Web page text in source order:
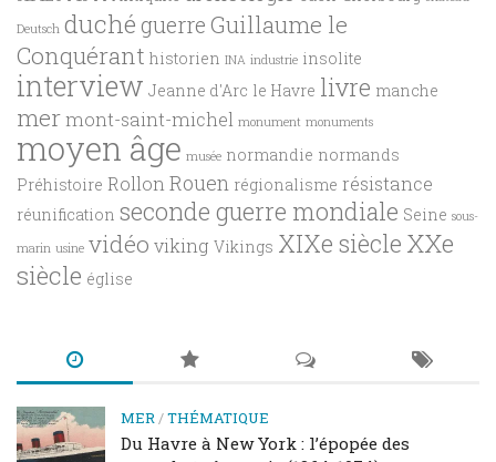
Deutsch duché guerreGuillaume le
Conquérant historien INA industrie insolite
interview Jeanne d'Arc le Havre livre manche
mermont-saint-michel monument monuments
moyen âge musée normandie normands
Préhistoire Rollon Rouen régionalisme résistance
réunification seconde guerre mondiale Seine sous-
marin usine vidéo viking Vikings XIXe siècle XXe
siècle église
MER/THÉMATIQUE
Du Havre à New York : l’épopée des